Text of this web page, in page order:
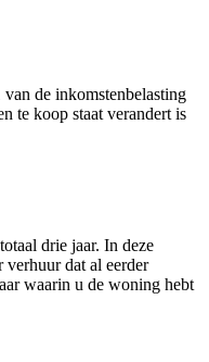
de inkomstenbelasting
te koop staat verandert is
drie jaar. In deze
verhuur dat al eerder
waarin u de woning hebt